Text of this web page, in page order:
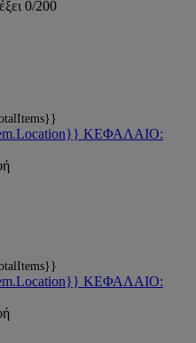
0/200
ΚΕΦΑΛΑΙΟ:
ΚΕΦΑΛΑΙΟ: